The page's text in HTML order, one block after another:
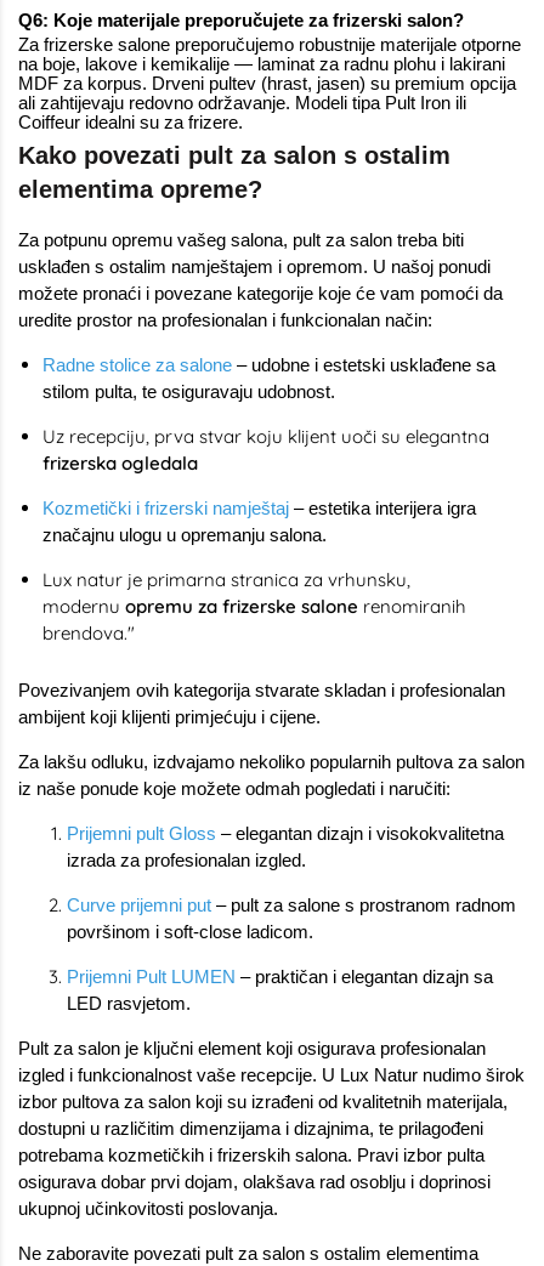
Q6: Koje materijale preporučujete za frizerski salon?
Za frizerske salone preporučujemo robustnije materijale otporne
na boje, lakove i kemikalije — laminat za radnu plohu i lakirani
MDF za korpus. Drveni pultev (hrast, jasen) su premium opcija
ali zahtijevaju redovno održavanje. Modeli tipa Pult Iron ili
Coiffeur idealni su za frizere.
Kako povezati pult za salon s ostalim
elementima opreme?
Za potpunu opremu vašeg salona, pult za salon treba biti
usklađen s ostalim namještajem i opremom. U našoj ponudi
možete pronaći i povezane kategorije koje će vam pomoći da
uredite prostor na profesionalan i funkcionalan način:
Radne stolice za salone – udobne i estetski usklađene sa
stilom pulta, te osiguravaju udobnost.
Uz recepciju, prva stvar koju klijent uoči su elegantna
frizerska ogledala
Kozmetički i frizerski namještaj – estetika interijera igra
značajnu ulogu u opremanju salona.
Lux natur je primarna stranica za vrhunsku,
modernu opremu za frizerske salone renomiranih
brendova."
Povezivanjem ovih kategorija stvarate skladan i profesionalan
ambijent koji klijenti primjećuju i cijene.
Za lakšu odluku, izdvajamo nekoliko popularnih pultova za salon
iz naše ponude koje možete odmah pogledati i naručiti:
Prijemni pult Gloss – elegantan dizajn i visokokvalitetna
izrada za profesionalan izgled.
Curve prijemni put – pult za salone s prostranom radnom
površinom i soft-close ladicom.
Prijemni Pult LUMEN – praktičan i elegantan dizajn sa
LED rasvjetom.
Pult za salon je ključni element koji osigurava profesionalan
izgled i funkcionalnost vaše recepcije. U Lux Natur nudimo širok
izbor pultova za salon koji su izrađeni od kvalitetnih materijala,
dostupni u različitim dimenzijama i dizajnima, te prilagođeni
potrebama kozmetičkih i frizerskih salona. Pravi izbor pulta
osigurava dobar prvi dojam, olakšava rad osoblju i doprinosi
ukupnoj učinkovitosti poslovanja.
Ne zaboravite povezati pult za salon s ostalim elementima